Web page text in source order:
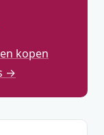
kopen
→